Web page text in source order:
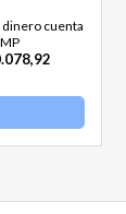
dinero cuenta
MP